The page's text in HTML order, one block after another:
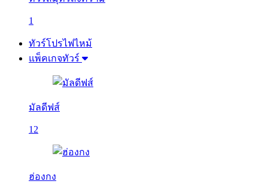
1
ทัวร์โปรไฟไหม้
แพ็คเกจทัวร์
มัลดีฟส์
12
ฮ่องกง